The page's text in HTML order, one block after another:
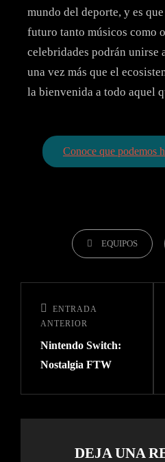
mundo del deporte, y es
futuro tanto músicos como
celebridades podrán unirse
una vez más que el
la bienvenida a todo aquel
Conoce que podemos
EQUIPOS
ENTRADA
ANTERIOR
Nintendo Switch:
Nostalgia FTW
DEJA UNA